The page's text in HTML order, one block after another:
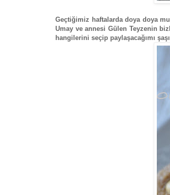
Geçtiğimiz haftalarda doya doya
Umay ve annesi Gülen Teyzenin
hangilerini seçip paylaşacağımı